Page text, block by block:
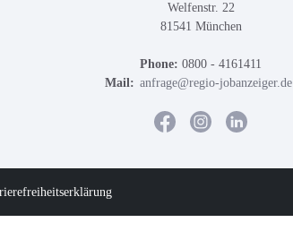
Welfenstr. 22
81541 München
Phone: 0800 - 4161411
Mail: anfrage@regio-jobanzeiger.de